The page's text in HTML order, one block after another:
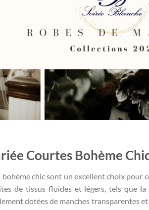
Courtes Bohème
bohème chic sont un excellent choix
de tissus fluides et légers, tels que
dotées de manches transparentes